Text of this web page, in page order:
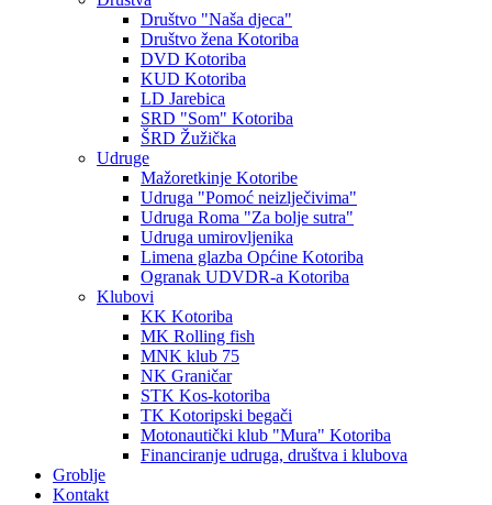
Društvo "Naša djeca"
Društvo žena Kotoriba
DVD Kotoriba
KUD Kotoriba
LD Jarebica
SRD "Som" Kotoriba
ŠRD Žužička
Udruge
Mažoretkinje Kotoribe
Udruga "Pomoć neizlječivima"
Udruga Roma "Za bolje sutra"
Udruga umirovljenika
Limena glazba Općine Kotoriba
Ogranak UDVDR-a Kotoriba
Klubovi
KK Kotoriba
MK Rolling fish
MNK klub 75
NK Graničar
STK Kos-kotoriba
TK Kotoripski begači
Motonautički klub "Mura" Kotoriba
Financiranje udruga, društva i klubova
Groblje
Kontakt